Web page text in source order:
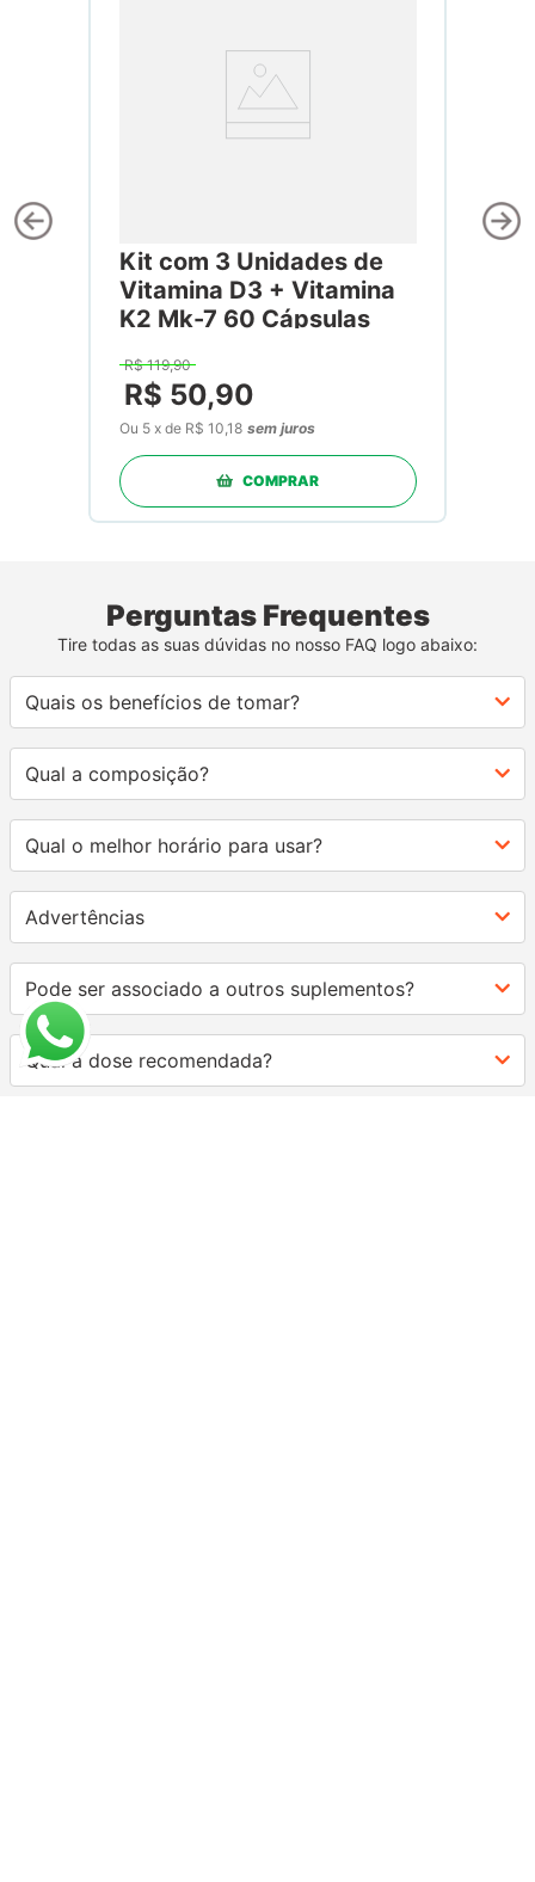
Kit com 3 Unidades de
Vitamina D3 + Vitamina
K2 Mk-7 60 Cápsulas
R$ 119,90
R$ 50,90
Ou 5 xde R$ 10,18 sem juros
COMPRAR
Perguntas Frequentes
Tire todas as suas dúvidas no nosso FAQ logo abaixo:
Quais os benefícios de tomar?
Qual a composição?
Qual o melhor horário para usar?
Advertências
Pode ser associado a outros suplementos?
Qual a dose recomendada?